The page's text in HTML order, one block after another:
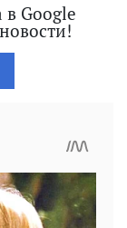
Google